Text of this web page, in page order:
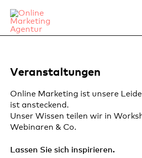
Veranstaltungen
Online Marketing ist unsere
ist ansteckend.
Unser Wissen teilen wir in
Webinaren & Co.
Lassen Sie sich inspirieren.